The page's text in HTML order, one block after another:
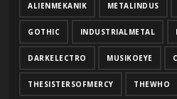
ALIENMEKANIK METALINDUS
GOTHIC INDUSTRIALMETAL
DARKELECTRO MUSIKOEYE
THESISTERSOFMERCY THEWHO